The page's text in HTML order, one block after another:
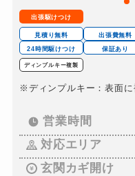
金庫カギ交換
ロッカーカギ開け
ドアノブカギ開け
ドアノブカギ交換
出張駆けつけ
見積り無料 出張費無料
24時間駆けつけ
保証あり
ディンプルキー複製
※ディンプルキー：表面
営業時間
対応エリア
玄関カギ開け